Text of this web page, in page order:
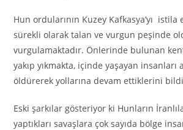
Hun ordularının Kuzey Kafkasya’yı
sürekli olarak talan ve vurgun peşinde
vurgulamaktadır. Önlerinde bulunan
yakıp yıkmakta, içinde yaşayan insanları
öldürerek yollarına devam ettiklerini
Eski şarkılar gösteriyor ki Hunların
yaptıkları savaşlara çok sayıda bölge